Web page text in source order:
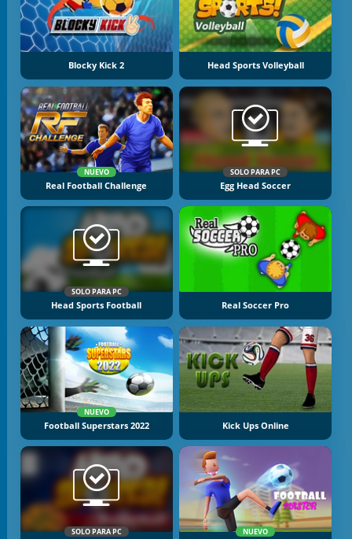
Blocky Kick 2 Head Sports Volleyball
NUEVO
Real Football Challenge
SOLO PARA PC
Egg Head Soccer
SOLO PARA PC
Head Sports Football Real Soccer Pro
NUEVO
Football Superstars 2022 Kick Ups Online
SOLO PARA PC NUEVO